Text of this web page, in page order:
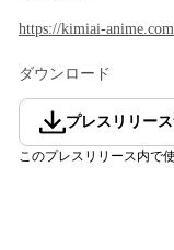
https://kimiai-
ダウンロード
プレスリリー
このプレスリリース内で